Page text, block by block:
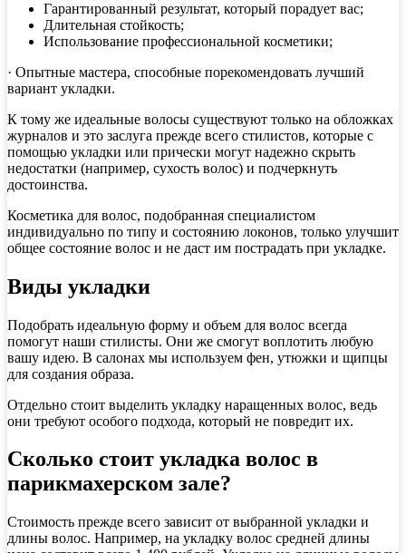
Гарантированный результат, который порадует вас;
Длительная стойкость;
Использование профессиональной косметики;
· Опытные мастера, способные порекомендовать лучший
вариант укладки.
К тому же идеальные волосы существуют только на обложках
журналов и это заслуга прежде всего стилистов, которые с
помощью укладки или прически могут надежно скрыть
недостатки (например, сухость волос) и подчеркнуть
достоинства.
Косметика для волос, подобранная специалистом
индивидуально по типу и состоянию локонов, только улучшит
общее состояние волос и не даст им пострадать при укладке.
Виды укладки
Подобрать идеальную форму и объем для волос всегда
помогут наши стилисты. Они же смогут воплотить любую
вашу идею. В салонах мы используем фен, утюжки и щипцы
для создания образа.
Отдельно стоит выделить укладку наращенных волос, ведь
они требуют особого подхода, который не повредит их.
Сколько стоит укладка волос в
парикмахерском зале?
Стоимость прежде всего зависит от выбранной укладки и
длины волос. Например, на укладку волос средней длины